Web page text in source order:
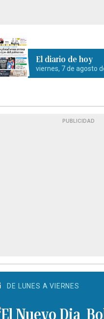
El diario de hoy
viernes, 7 de agosto
PUBLICIDAD
DE LUNES A VIERNES